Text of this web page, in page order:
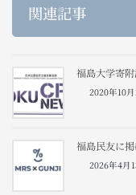
関連記事
福島大学寄
2020年10
福島民友に
2026年4月